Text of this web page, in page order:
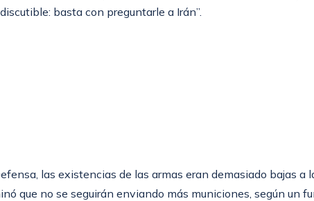
basta con preguntarle a Irán”.
las existencias de las armas eran demasiado bajas a
que no se seguirán enviando más municiones, según un